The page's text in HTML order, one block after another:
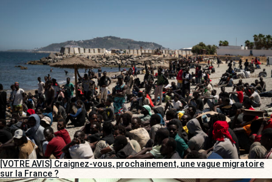
[VOTRE AVIS] Craignez-vous, prochainement, une vague migratoire
sur la France ?